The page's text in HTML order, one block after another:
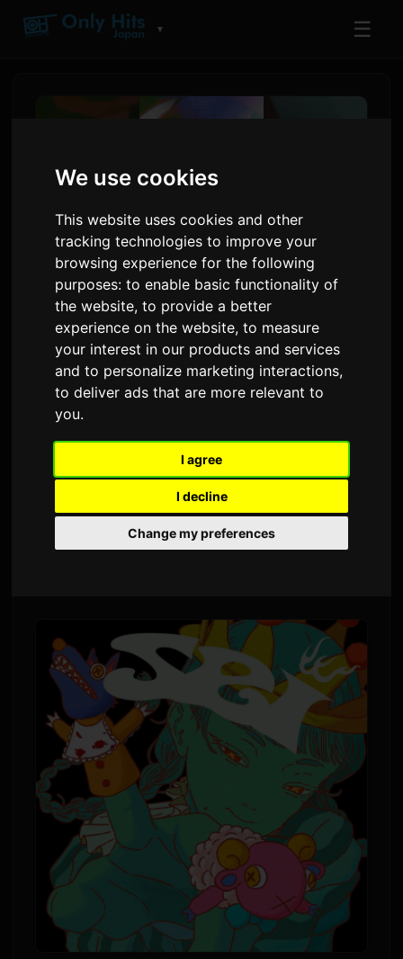
We use cookies
This website uses cookies and other
tracking technologies to improve your
browsing experience for the following
purposes:to enable basic functionality of
the website,to provide a better
experience on the website,to measure
your interest in our products and services
and to personalize marketing interactions,
to deliver ads that are more relevant to
you.
I agree
I decline
Change my preferences
▼ ☰
Yoh Kamiyama ประกาศอัลบั้ม
ใหม่ 'Chemical X' ออกเดือน
สิงหาคม
โดยSam
Yoh Kamiyama จะออกจำหน่ายอัลบั้มใหม่
"Chemical X" ในวันที่ 5 สิงหาคม นี่คืออัลบั้มเต็มชุด